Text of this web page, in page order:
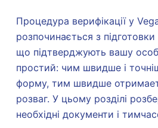
Процедура верифікації у
розпочинається з
що підтверджують вашу
простий: чим швидше і
форму, тим швидше
розваг. У цьому розділі
необхідні документи і